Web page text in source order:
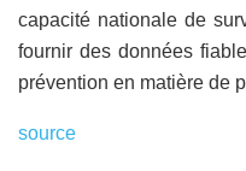
capacité nationale de
fournir des données
prévention en matière de
source